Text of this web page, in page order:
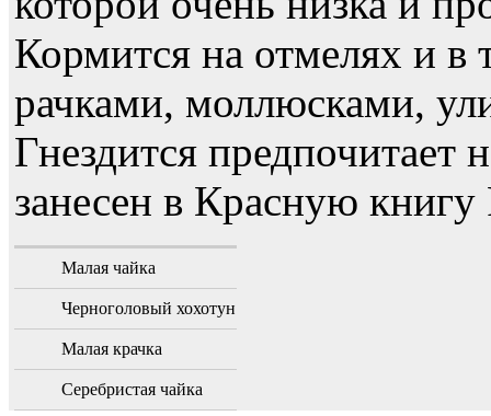
Кормится на отмелях и в
рачками, моллюсками,
Гнездится предпочитает
занесен в Красную книгу
Малая чайка
Черноголовый хохотун
Малая крачка
Серебристая чайка